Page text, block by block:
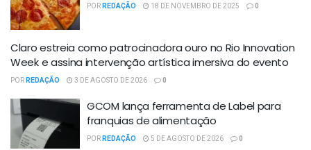
PORREDAÇÃO 18 DE NOVEMBRO DE 2025 0
Claro estreia como patrocinadora ouro no Rio Innovation
Week e assina intervenção artística imersiva do evento
PORREDAÇÃO 3 DE AGOSTO DE 2026 0
GCOM lança ferramenta de Label para
franquias de alimentação
PORREDAÇÃO 5 DE AGOSTO DE 2026 0